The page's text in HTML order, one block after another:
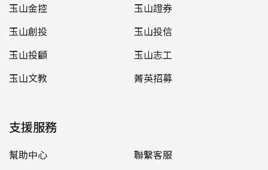
玉山金控
玉山證券
玉山創投
玉山投信
玉山投顧
玉山志工
玉山文教
菁英招募
支援服務
幫助中心
聯繫客服